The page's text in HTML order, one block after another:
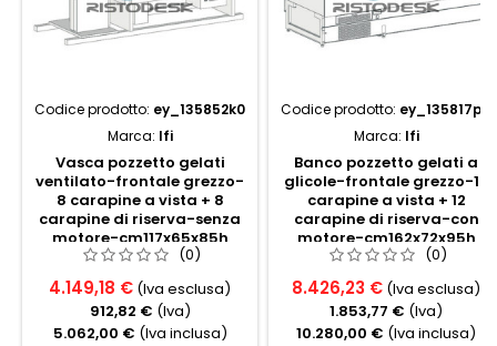
Codice prodotto: ey_135852k0
Marca: Ifi
Vasca pozzetto gelati
ventilato-frontale grezzo-
8 carapine a vista + 8
carapine di riserva-senza
motore-cm117x65x85h
(0)
4.149,18 € (Iva esclusa)
912,82 € (Iva)
5.062,00 € (Iva inclusa)
Codice prodotto: ey_135817p0
Marca: Ifi
Banco pozzetto gelati a
glicole-frontale grezzo-12
carapine a vista + 12
carapine di riserva-con
motore-cm162x72x95h
(0)
8.426,23 € (Iva esclusa)
1.853,77 € (Iva)
10.280,00 € (Iva inclusa)